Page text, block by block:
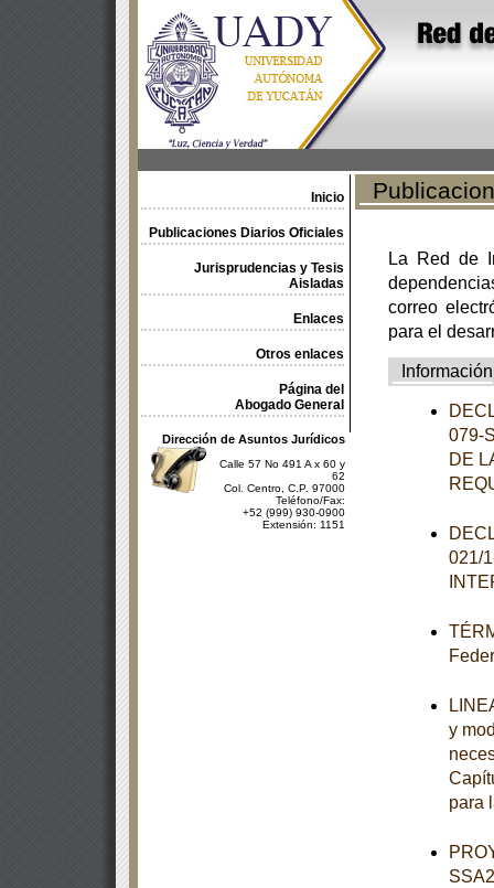
Inicio
Publicaciones Diarios Oficiales
Jurisprudencias y Tesis
Aisladas
Enlaces
Otros enlaces
Página del
Abogado General
Dirección de Asuntos Jurídicos
Calle 57 No 491 A x 60 y
62
Col. Centro, C.P. 97000
Teléfono/Fax:
+52 (999) 930-0900
Extensión: 1151
La Red de
correo
para el
Información
079-
DE
021/
y
para